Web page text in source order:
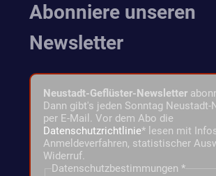
Abonniere unseren
Newsletter
Neustadt-Geflüster-Newsletter
Dann gibt's jeden Sonntag Neustadt-
per E-Mail. Vor dem Abo die
Datenschutzrichtlinie* lesen mit
Anmeldeverfahren, statistischer
Widerruf.
Datenschutzbestimmungen *